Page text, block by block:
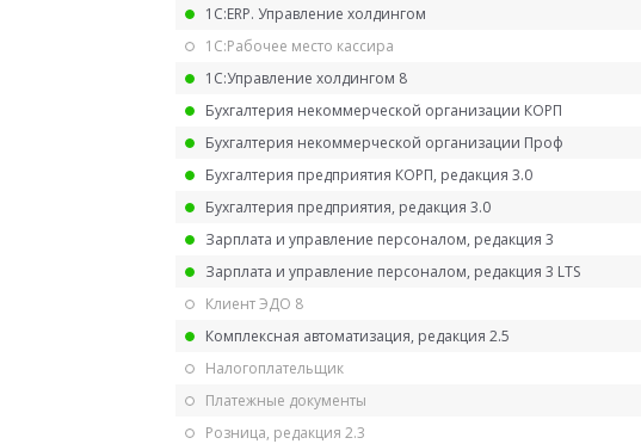
1С:ERP. Управление холдингом
1С:Рабочее место кассира
1С:Управление холдингом 8
Бухгалтерия некоммерческой организации КОРП
Бухгалтерия некоммерческой организации Проф
Бухгалтерия предприятия КОРП, редакция 3.0
Бухгалтерия предприятия, редакция 3.0
Зарплата и управление персоналом, редакция 3
Зарплата и управление персоналом, редакция 3 LTS
Клиент ЭДО 8
Комплексная автоматизация, редакция 2.5
Налогоплательщик
Платежные документы
Розница, редакция 2.3